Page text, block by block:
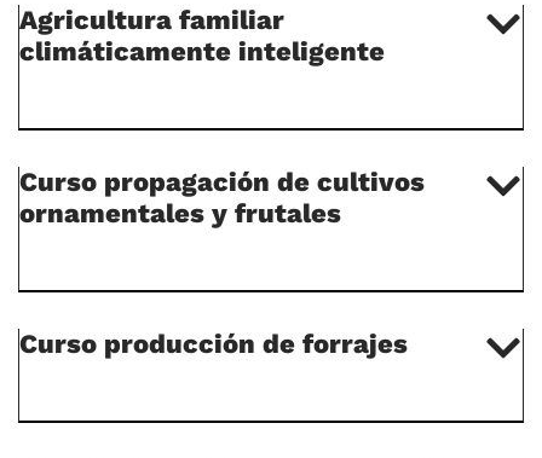
Agricultura familiar
climáticamente inteligente
Curso propagación de cultivos
ornamentales y frutales
Curso producción de forrajes